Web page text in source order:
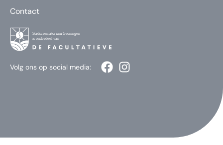
Contact
Volg ons op social media: